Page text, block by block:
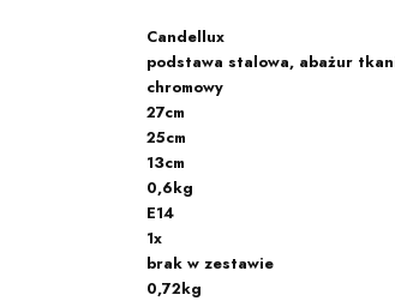
Candellux
podstawa stalowa, abażur
chromowy
27cm
25cm
13cm
0,6kg
E14
1x
brak w zestawie
0,72kg